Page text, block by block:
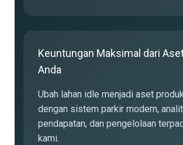
Keuntungan Maksimal dari
Anda
Ubah lahan idle menjadi aset
dengan sistem parkir modern,
pendapatan, dan pengelolaan
kami.